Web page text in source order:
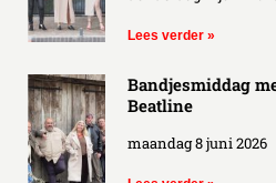
Lees verder »
Bandjesmiddag
Beatline
maandag 8 juni 2026